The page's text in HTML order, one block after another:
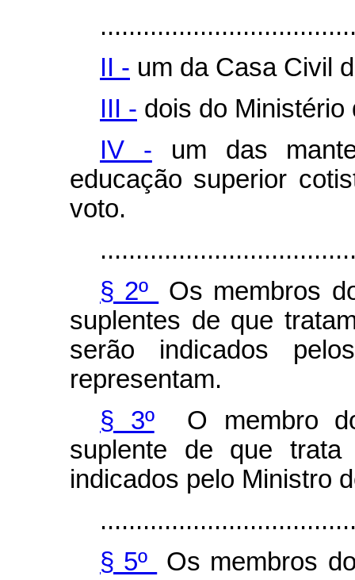
II - um da Casa Civil
III - dois do
IV - um das
educação superior
voto.
§ 2º
Os membros
suplentes de que
serão indicados
representam.
§ 3ºO membro do
suplente de que
indicados pelo Ministro
§ 5º
Os membros